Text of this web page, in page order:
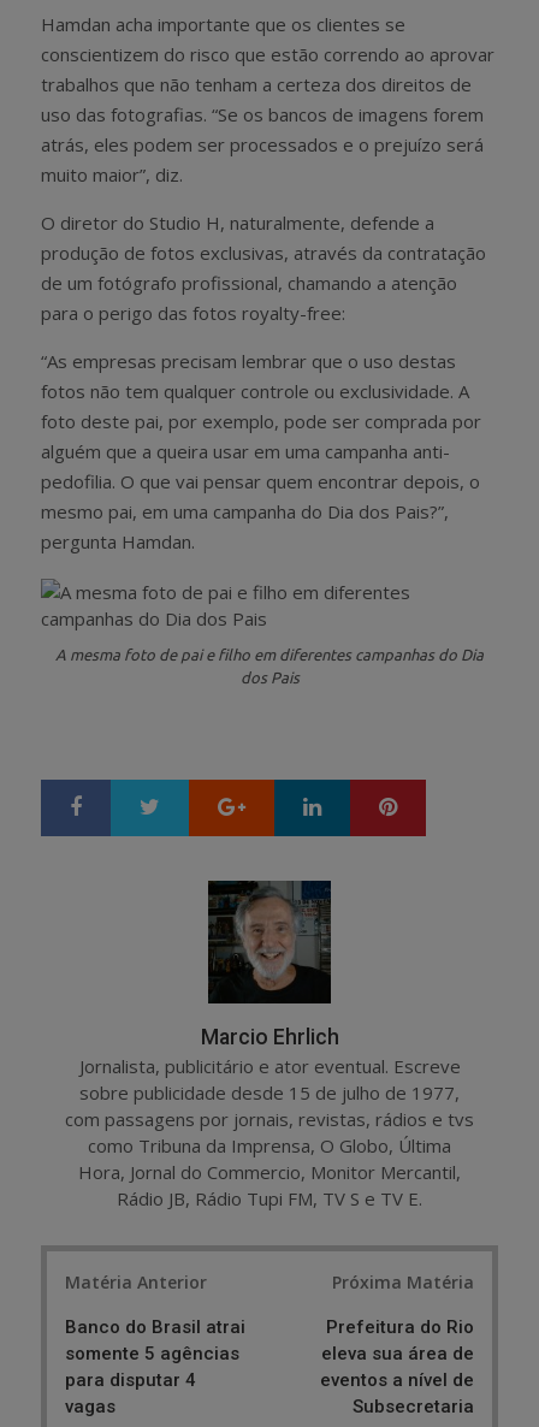
Hamdan acha importante que os clientes se
conscientizem do risco que estão correndo ao aprovar
trabalhos que não tenham a certeza dos direitos de
uso das fotografias. “Se os bancos de imagens forem
atrás, eles podem ser processados e o prejuízo será
muito maior”, diz.
O diretor do Studio H, naturalmente, defende a
produção de fotos exclusivas, através da contratação
de um fotógrafo profissional, chamando a atenção
para o perigo das fotos royalty-free:
“As empresas precisam lembrar que o uso destas
fotos não tem qualquer controle ou exclusividade. A
foto deste pai, por exemplo, pode ser comprada por
alguém que a queira usar em uma campanha anti-
pedofilia. O que vai pensar quem encontrar depois, o
mesmo pai, em uma campanha do Dia dos Pais?”,
pergunta Hamdan.
A mesma foto de pai e filho em diferentes campanhas do Dia
dos Pais
Google+ LinkedIn
Marcio Ehrlich
Jornalista, publicitário e ator eventual. Escreve
sobre publicidade desde 15 de julho de 1977,
com passagens por jornais, revistas, rádios e tvs
como Tribuna da Imprensa, O Globo, Última
Hora, Jornal do Commercio, Monitor Mercantil,
Rádio JB, Rádio Tupi FM, TV S e TV E.
Matéria Anterior
Banco do Brasil atrai
somente 5 agências
para disputar 4
vagas
Próxima Matéria
Prefeitura do Rio
eleva sua área de
eventos a nível de
Subsecretaria